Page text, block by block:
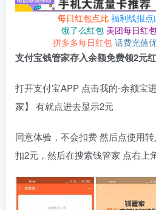
每日红包点此 福利线报点
饿了么红包 美团每日红
拼多多每日红包 话费充值
支付宝钱管家存入余额免费领2元
打开支付宝APP 点击我的-余额宝
家】 有就点进去显示2元
同意体验，不会扣费 然后点使用
扣2元，然后在搜索钱管家 点右上